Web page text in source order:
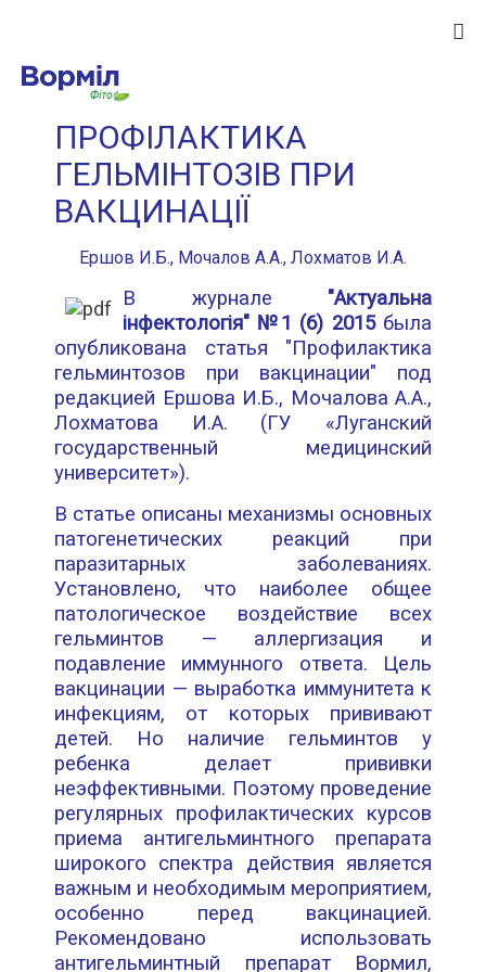
ПРОФІЛАКТИКА
ГЕЛЬМІНТОЗІВ ПРИ
ВАКЦИНАЦІЇ
Ершов И.Б., Мочалов А.А., Лохматов И.А.
В журнале "Актуальна
інфектологія" №1 (6) 2015была
опубликована статья "Профилактика
гельминтозов при вакцинации" под
редакцией Ершова И.Б., Мочалова А.А.,
Лохматова И.А. (ГУ «Луганский
государственный медицинский
университет»).
В статье описаны механизмы основных
патогенетических реакций при
паразитарных заболеваниях.
Установлено, что наиболее общее
патологическое воздействие всех
гельминтов — аллергизация и
подавление иммунного ответа. Цель
вакцинации — выработка иммунитета к
инфекциям, от которых прививают
детей. Но наличие гельминтов у
ребенка делает прививки
неэффективными. Поэтому проведение
регулярных профилактических курсов
приема антигельминтного препарата
широкого спектра действия является
важным и необходимым мероприятием,
особенно перед вакцинацией.
Рекомендовано использовать
антигельминтный препарат Вормил,